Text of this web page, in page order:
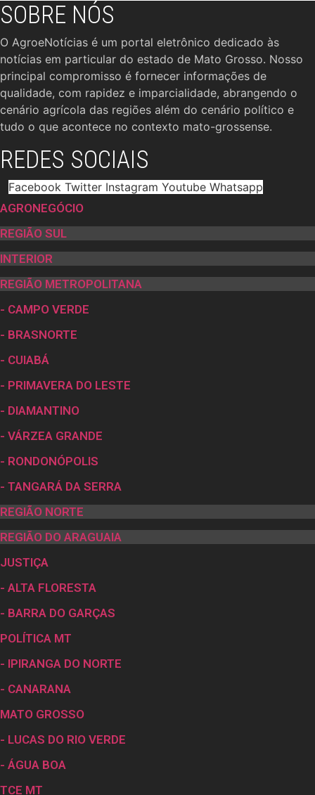
SOBRE NÓS
O AgroeNotícias é um portal eletrônico dedicado às
notícias em particular do estado de Mato Grosso. Nosso
principal compromisso é fornecer informações de
qualidade, com rapidez e imparcialidade, abrangendo o
cenário agrícola das regiões além do cenário político e
tudo o que acontece no contexto mato-grossense.
REDES SOCIAIS
Facebook Twitter Instagram Youtube Whatsapp
AGRONEGÓCIO
REGIÃO SUL
INTERIOR
REGIÃO METROPOLITANA
- CAMPO VERDE
- BRASNORTE
- CUIABÁ
- PRIMAVERA DO LESTE
- DIAMANTINO
- VÁRZEA GRANDE
- RONDONÓPOLIS
- TANGARÁ DA SERRA
REGIÃO NORTE
REGIÃO DO ARAGUAIA
JUSTIÇA
- ALTA FLORESTA
- BARRA DO GARÇAS
POLÍTICA MT
- IPIRANGA DO NORTE
- CANARANA
MATO GROSSO
- LUCAS DO RIO VERDE
- ÁGUA BOA
TCE MT